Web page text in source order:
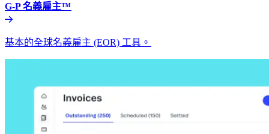
G-P 名義雇主™​​
基本的全球名義雇主 (EOR) 工具。​​